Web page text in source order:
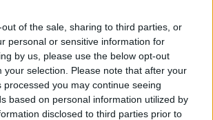
of the sale, sharing to third parties, or
personal or sensitive information for
by us, please use the below opt-out
your selection. Please note that after your
processed you may continue seeing
based on personal information utilized by
disclosed to third parties prior to